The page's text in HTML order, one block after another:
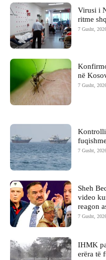
Virusi i
ritme
7 Gusht,
në
7 Gusht,
7 Gusht,
Sheh
video
reagon
7 Gusht,
IHMK
erëra të